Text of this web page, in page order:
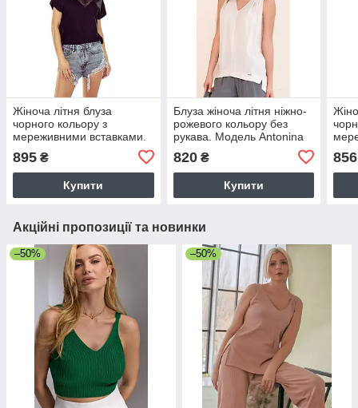
Жіноча літня блуза
чорного кольору з
мереживними вставками.
895 ₴
Купити
Блуза жіноча літня ніжно-
рожевого кольору без
рукава. Модель Antonina
820₴
Купити
856
Акційні пропозиції та новинки
–50% –50%